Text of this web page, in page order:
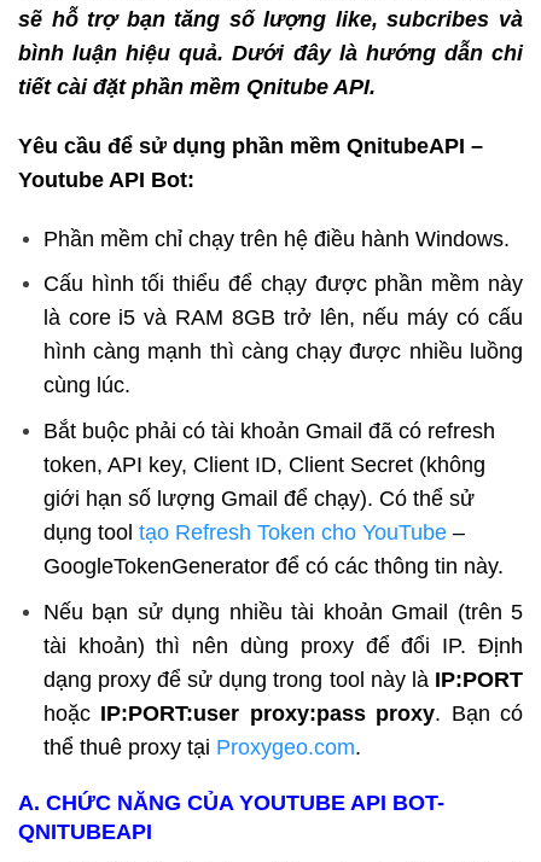
sẽ hỗ trợ bạn tăng số lượng like, subcribes và
bình luận hiệu quả. Dưới đây là hướng dẫn chi
tiết cài đặt phần mềm Qnitube API.
Yêu cầu để sử dụng phần mềm QnitubeAPI –
Youtube API Bot:
Phần mềm chỉ chạy trên hệ điều hành Windows.
Cấu hình tối thiểu để chạy được phần mềm này
là core i5 và RAM 8GB trở lên, nếu máy có cấu
hình càng mạnh thì càng chạy được nhiều luồng
cùng lúc.
Bắt buộc phải có tài khoản Gmail đã có refresh
token, API key, Client ID, Client Secret (không
giới hạn số lượng Gmail để chạy). Có thể sử
dụng tool tạo Refresh Token cho YouTube–
GoogleTokenGenerator để có các thông tin này.
Nếu bạn sử dụng nhiều tài khoản Gmail (trên 5
tài khoản) thì nên dùng proxy để đổi IP. Định
dạng proxy để sử dụng trong tool này là IP:PORT
hoặc IP:PORT:user proxy:pass proxy. Bạn có
thể thuê proxy tại Proxygeo.com.
A. CHỨC NĂNG CỦA YOUTUBE API BOT-
QNITUBEAPI